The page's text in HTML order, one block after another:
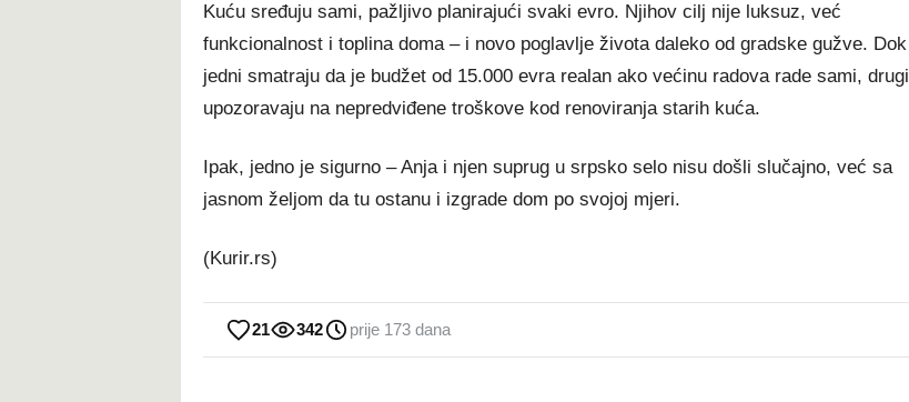
Kuću sređuju sami, pažljivo planirajući svaki evro. Njihov cilj nije luksuz, već
funkcionalnost i toplina doma – i novo poglavlje života daleko od gradske gužve. Dok
jedni smatraju da je budžet od 15.000 evra realan ako većinu radova rade sami, drugi
upozoravaju na nepredviđene troškove kod renoviranja starih kuća.
Ipak, jedno je sigurno – Anja i njen suprug u srpsko selo nisu došli slučajno, već sa
jasnom željom da tu ostanu i izgrade dom po svojoj mjeri.
(Kurir.rs)
21 342 prije 173 dana